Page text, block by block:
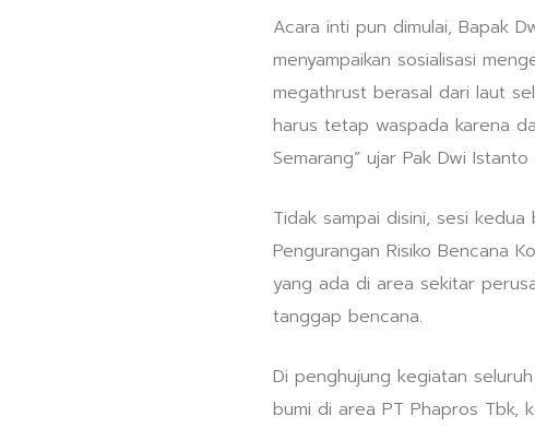
Acara inti pun dimulai, Bapak
menyampaikan sosialisasi
megathrust berasal dari laut
harus tetap waspada karena
Semarang” ujar Pak Dwi
Tidak sampai disini, sesi
Pengurangan Risiko Bencana
yang ada di area sekitar
tanggap bencana.
Di penghujung kegiatan
bumi di area PT Phapros Tbk,